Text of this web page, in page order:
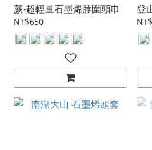
蕨-超輕量石墨烯脖圍頭巾
NT$650
登